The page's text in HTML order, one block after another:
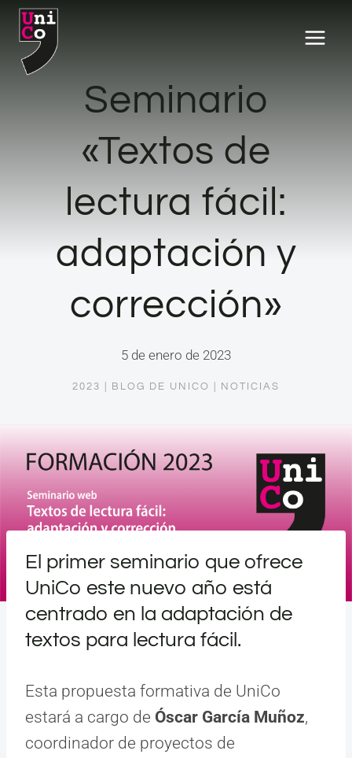
Saltar
contenido
Seminario
«Textos de
lectura fácil:
adaptación y
corrección»
5 de enero de 2023
2023 BLOG DE UNICO NOTICIAS
El primer seminario que ofrece
UniCo este nuevo año está
centrado en la adaptación de
textos para lectura fácil.
Esta propuesta formativa de UniCo
estará a cargo de Óscar García Muñoz,
coordinador de proyectos de